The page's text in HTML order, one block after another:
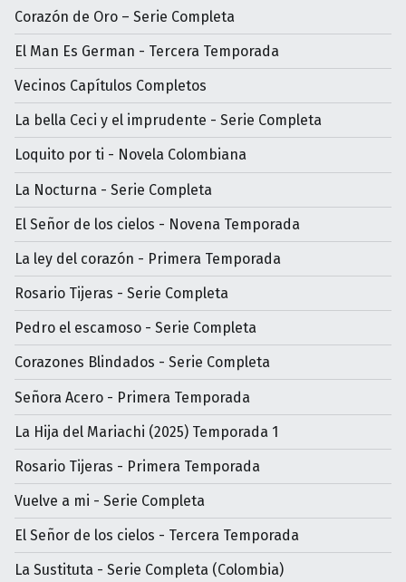
Corazón de Oro – Serie Completa
El Man Es German - Tercera Temporada
Vecinos Capítulos Completos
La bella Ceci y el imprudente - Serie Completa
Loquito por ti - Novela Colombiana
La Nocturna - Serie Completa
El Señor de los cielos - Novena Temporada
La ley del corazón - Primera Temporada
Rosario Tijeras - Serie Completa
Pedro el escamoso - Serie Completa
Corazones Blindados - Serie Completa
Señora Acero - Primera Temporada
La Hija del Mariachi (2025) Temporada 1
Rosario Tijeras - Primera Temporada
Vuelve a mi - Serie Completa
El Señor de los cielos - Tercera Temporada
La Sustituta - Serie Completa (Colombia)